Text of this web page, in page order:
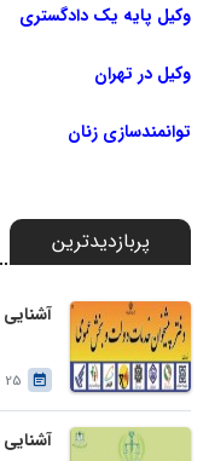
وکیل پایه یک دادگستری
وکیل در تهران
توانمندسازی زنان
پربازدیدترین
25 دی 1397